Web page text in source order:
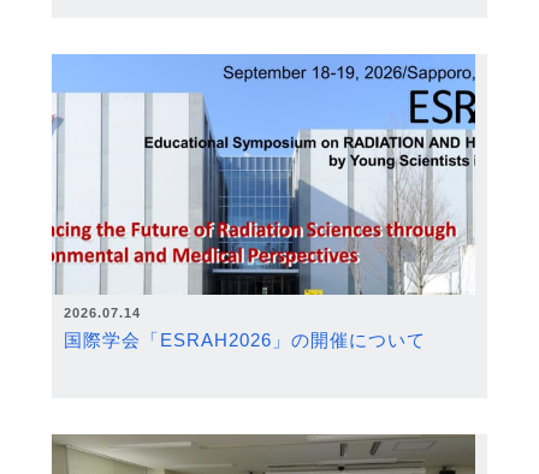
2026.07.14
国際学会「ESRAH2026」の開催について